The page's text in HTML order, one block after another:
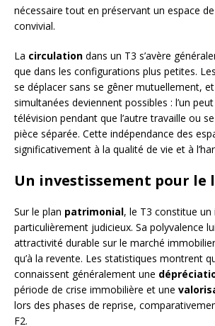
nécessaire tout en préservant un espace
convivial.
La circulation dans un T3 s’avère
que dans les configurations plus petites.
se déplacer sans se gêner mutuellement,
simultanées deviennent possibles : l’un
télévision pendant que l’autre travaille ou
pièce séparée. Cette indépendance des
significativement à la qualité de vie et à
Un investissement pour le
Sur le plan patrimonial, le T3 constitue
particulièrement judicieux. Sa polyvalence
attractivité durable sur le marché
qu’à la revente. Les statistiques montrent
connaissent généralement une
période de crise immobilière et une
lors des phases de reprise,
F2.